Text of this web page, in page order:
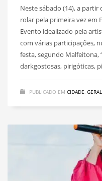
Neste sábado (14), a partir
rolar pela primeira vez em
Evento idealizado pela
com várias participações,
festa, segundo Malfeitona,
darkgostosas, pirigóticas,
PUBLICADO EM CIDADE, GERAL